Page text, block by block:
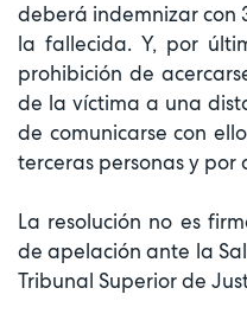
deberá indemnizar con
la fallecida. Y, por
prohibición de
de la víctima a una
de comunicarse con
terceras personas y por
La resolución no es
de apelación ante la
Tribunal Superior de